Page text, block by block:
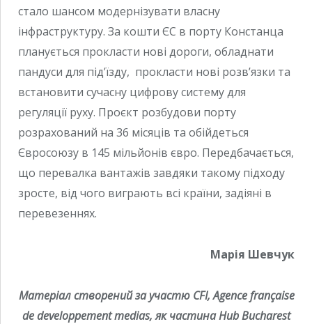
стало шансом модернізувати власну
інфраструктуру. За кошти ЄС в порту Констанца
планується прокласти нові дороги, обладнати
пандуси для під’їзду, прокласти нові розв’язки та
встановити сучасну цифрову систему для
регуляції руху. Проєкт розбудови порту
розрахований на 36 місяців та обійдеться
Євросоюзу в 145 мільйонів євро. Передбачається,
що перевалка вантажів завдяки такому підходу
зросте, від чого виграють всі країни, задіяні в
перевезеннях.
Марія Шевчук
Матеріал створений за участю CFI, Agence française
de developpement medias, як частина Hub Bucharest